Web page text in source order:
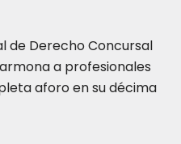
de Derecho Concursal
a profesionales
aforo en su décima